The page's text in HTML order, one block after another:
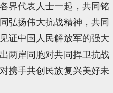
界代表人士一起，共同铭
弘扬伟大抗战精神，共同
证中国人民解放军的强大
两岸同胞对共同捍卫抗战
携手共创民族复兴美好未